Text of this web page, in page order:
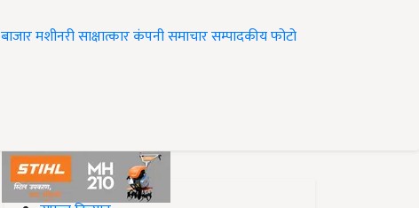
बाजारमशीनरीसाक्षात्कारकंपनी समाचारसम्पादकीयफोटो
#Top on Krishi Jagran